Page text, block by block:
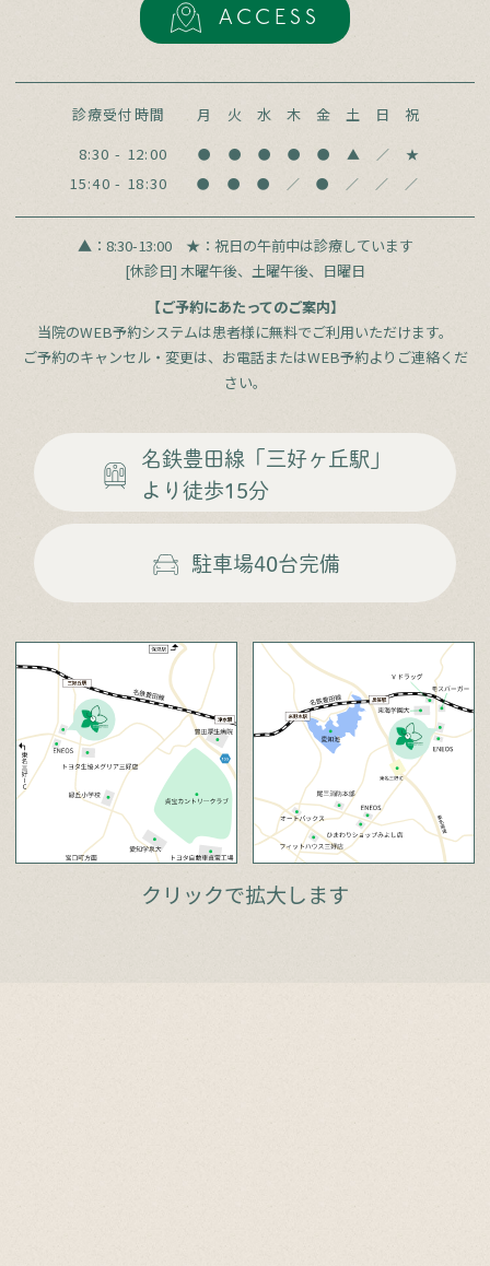
ACCESS
診療受付時間 月 火 水 木 金 土 日
祝
8:30 - 12:00
● ● ● ● ● ▲ ／ ★
15:40 - 18:30 ● ● ● ／ ● ／ ／ ／
▲：8:30-13:00 ★：祝日の午前中は診療しています
[休診日] 木曜午後、土曜午後、日曜日
【ご予約にあたってのご案内】
当院のWEB予約システムは患者様に無料でご利用いただけます。
ご予約のキャンセル・変更は、お電話またはWEB予約よりご連絡くだ
さい。
名鉄豊田線 「三好ヶ丘駅」
より徒歩15分
駐車場40台完備
クリックで拡大します